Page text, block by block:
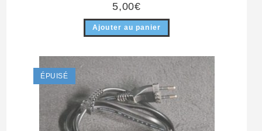
5,00€
Ajouter au panier
ÉPUISÉ